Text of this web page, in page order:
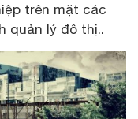
trên mặt các
quản lý đô thị..